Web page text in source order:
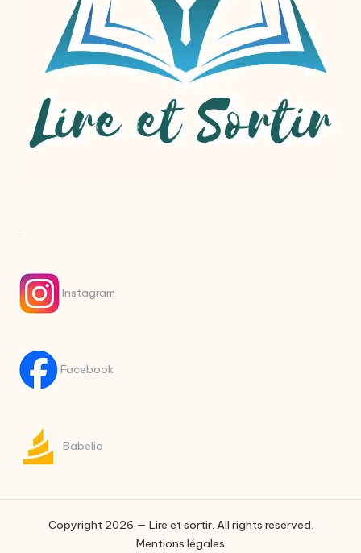
.
Instagram
Facebook
Babelio
Copyright 2026 — Lire et sortir. All rights reserved.
Mentions légales